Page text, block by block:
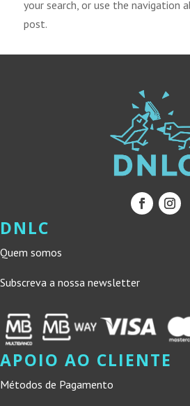
your search, or use the navigation
post.
DNLC
Quem somos
Subscreva a nossa newsletter
APOIO AO CLIENTE
Métodos de Pagamento